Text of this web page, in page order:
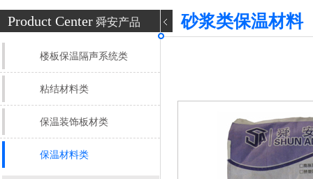
Product Center 舜安产品
楼板保温隔声系统类
粘结材料类
保温装饰板材类
保温材料类
砂浆类保温材料